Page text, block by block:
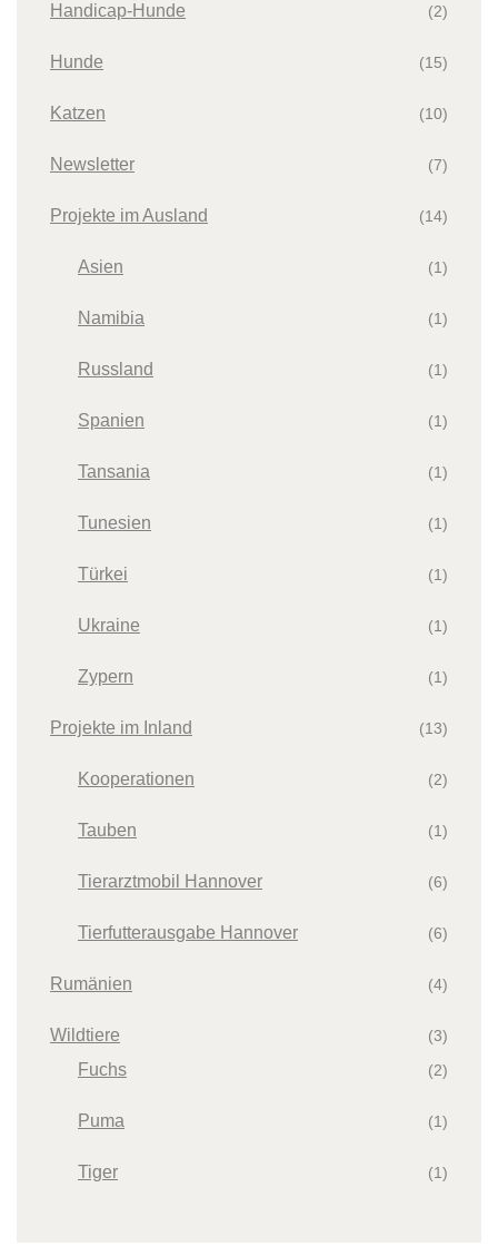
Handicap-Hunde (2)
Hunde (15)
Katzen (10)
Newsletter (7)
Projekte im Ausland (14)
Asien (1)
Namibia (1)
Russland (1)
Spanien (1)
Tansania (1)
Tunesien (1)
Türkei (1)
Ukraine (1)
Zypern (1)
Projekte im Inland (13)
Kooperationen (2)
Tauben (1)
Tierarztmobil Hannover (6)
Tierfutterausgabe Hannover (6)
Rumänien (4)
Wildtiere (3)
Fuchs (2)
Puma (1)
Tiger (1)